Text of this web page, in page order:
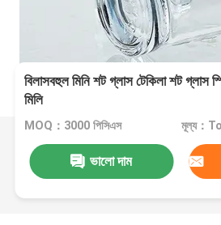
বিলাসবহুল মিনি শট গ্লাস টেকিলা শট গ্লাস
মিলি
MOQ：3000 পিসিএস মূল্য：
ভালো দাম